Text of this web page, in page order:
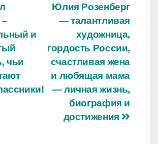
Юлия Розенберг
— талантливая
художница,
гордость России,
счастливая жена
и любящая мама
— личная жизнь,
биография и
достижения
и
чьи